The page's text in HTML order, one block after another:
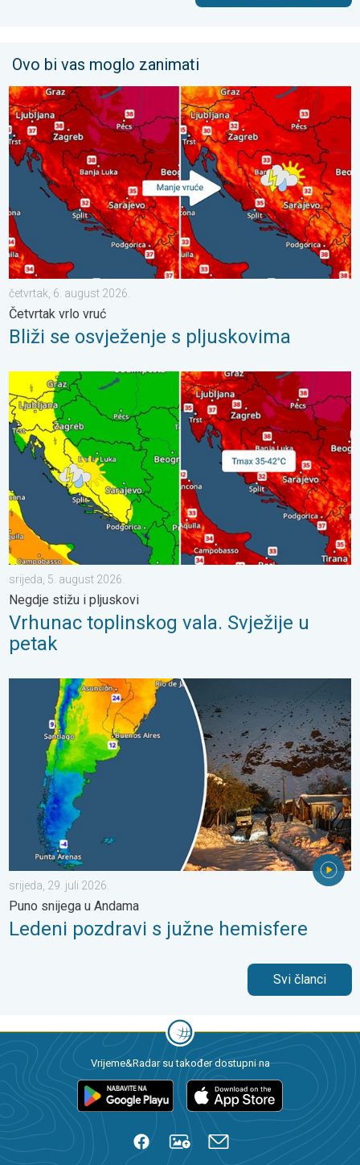
Ovo bi vas moglo zanimati
Bliži se osvježenje s pljuskovima. Četvrtak vrlo vruć. . .
četvrtak, 6. august 2026.
Četvrtak vrlo vruć
Bliži se osvježenje s pljuskovima
Vrhunac toplinskog vala. Svježije u petak. Negdje stižu i
srijeda, 5. august 2026.
Negdje stižu i pljuskovi
Vrhunac toplinskog vala. Svježije u
petak
Ledeni pozdravi s južne hemisfere. Puno snijega u Andama. . .
srijeda, 29. juli 2026.
Puno snijega u Andama
Ledeni pozdravi s južne hemisfere
Svi članci
Vrijeme&Radar su također dostupni na